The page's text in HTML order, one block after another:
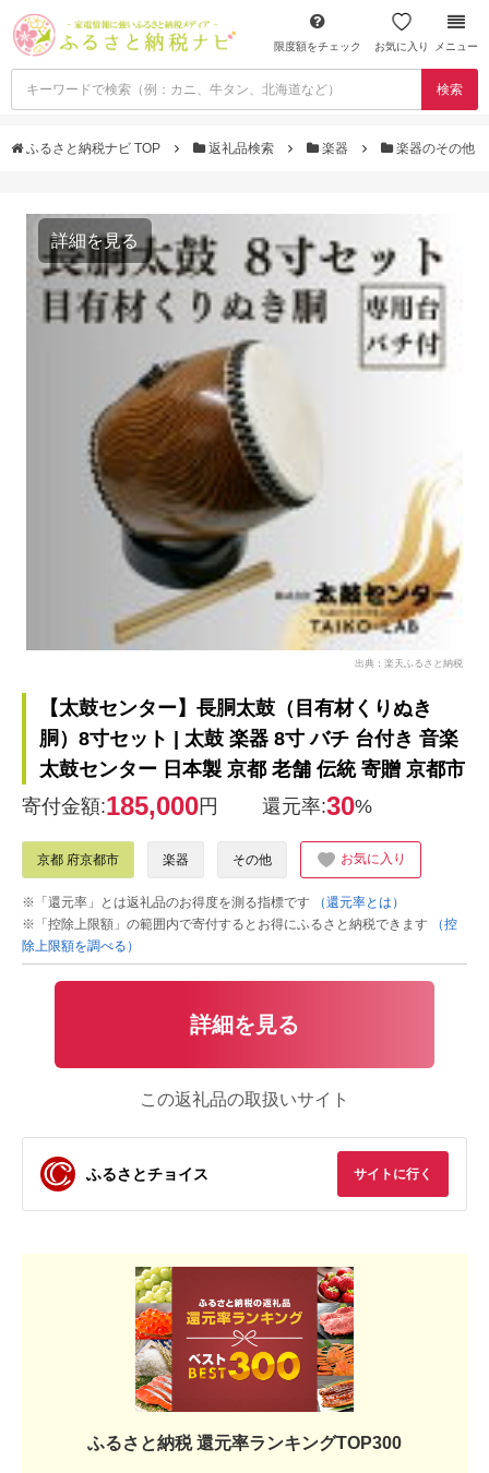
限度額をチェック お気に入り メニュー
検索
ふるさと納税ナビ TOP 返礼品検索 楽器 楽器のその他
詳細を見る
出典：楽天ふるさと納税
【太鼓センター】長胴太鼓（目有材くりぬき
胴）8寸セット | 太鼓 楽器 8寸 バチ 台付き 音楽
太鼓センター 日本製 京都 老舗 伝統 寄贈 京都市
寄付金額:185,000円 還元率:30%
京都 府京都市 楽器 その他 お気に入り
※「還元率」とは返礼品のお得度を測る指標です
（還元率とは）
※「控除上限額」の範囲内で寄付するとお得にふるさと納税できます
（控
除上限額を調べる）
詳細を見る
この返礼品の取扱いサイト
ふるさとチョイス サイトに行く
ふるさと納税 還元率ランキングTOP300